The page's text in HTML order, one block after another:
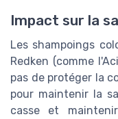
Impact sur la
Les shampoings
Redken (comme
pas de protéger la
pour maintenir la
casse et